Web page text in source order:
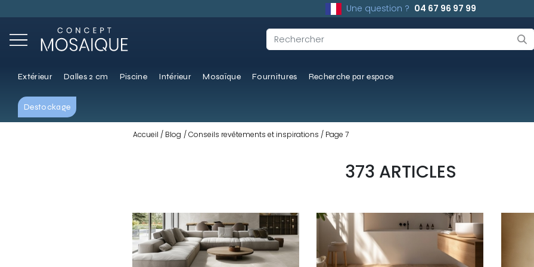
Une question ? 04 67 96 97 99
Extérieur Dalles 2 cm Piscine Intérieur Mosaïque Fournitures Recherche par espace
Destockage
Accueil Blog Conseils revêtements et inspirations Page 7
373 ARTICLES